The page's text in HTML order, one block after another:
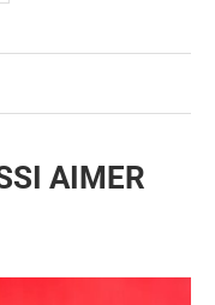
AIMER